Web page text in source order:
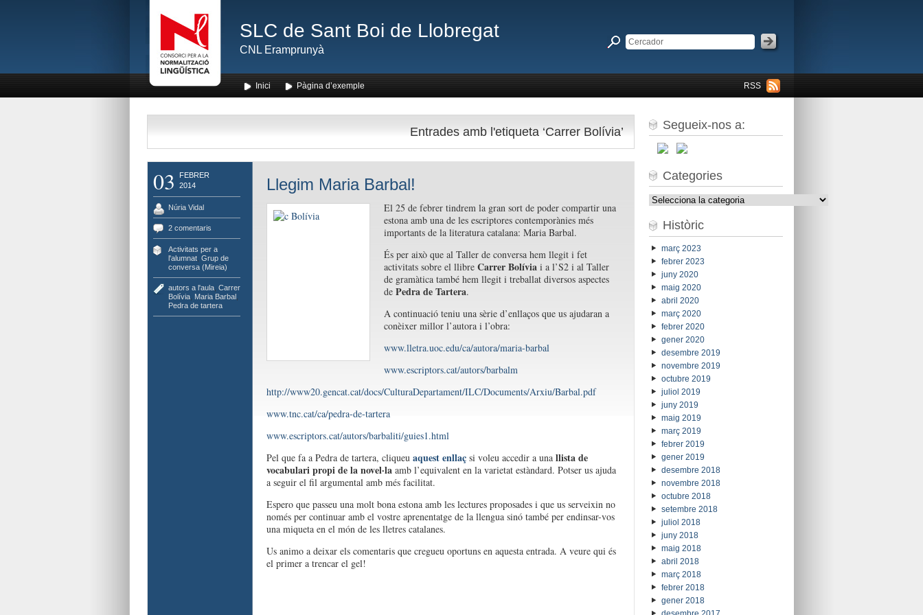
SLC de Sant Boi de Llobregat
CNL Eramprunyà
RSS
Inici Pàgina d’exemple
Entrades amb l'etiqueta ‘Carrer Bolívia’
03
FEBRER
2014
Núria Vidal
2 comentaris
Activitats per a
l'alumnat, Grup de
conversa (Mireia)
autors a l'aula, Carrer
Bolívia, Maria Barbal,
Pedra de tartera
Llegim Maria Barbal!
El 25 de febrer tindrem la gran sort de poder compartir una
estona amb una de les escriptores contemporànies més
importants de la literatura catalana: Maria Barbal.
És per això que al Taller de conversa hem llegit i fet
activitats sobre el llibre Carrer Bolíviai a l’S2 i al Taller
de gramàtica també hem llegit i treballat diversos aspectes
de Pedra de Tartera.
A continuació teniu una sèrie d’enllaços que us ajudaran a
conèixer millor l’autora i l’obra:
www.lletra.uoc.edu/ca/autora/maria-barbal
www.escriptors.cat/autors/barbalm
http://www20.gencat.cat/docs/CulturaDepartament/ILC/Documents/Arxiu/Barbal.pdf
www.tnc.cat/ca/pedra-de-tartera
www.escriptors.cat/autors/barbaliti/guies1.html
Pel que fa a Pedra de tartera, cliqueu aquest enllaç si voleu accedir a una llista de
vocabulari propi de la novel·laamb l’equivalent en la varietat estàndard. Potser us ajuda
a seguir el fil argumental amb més facilitat.
Espero que passeu una molt bona estona amb les lectures proposades i que us serveixin no
només per continuar amb el vostre aprenentatge de la llengua sinó també per endinsar-vos
una miqueta en el món de les lletres catalanes.
Us animo a deixar els comentaris que cregueu oportuns en aquesta entrada. A veure qui és
el primer a trencar el gel!
Segueix-nos a:
Categories
Categories
Històric
març 2023
febrer 2023
juny 2020
maig 2020
abril 2020
març 2020
febrer 2020
gener 2020
desembre 2019
novembre 2019
octubre 2019
juliol 2019
juny 2019
maig 2019
març 2019
febrer 2019
gener 2019
desembre 2018
novembre 2018
octubre 2018
setembre 2018
juliol 2018
juny 2018
maig 2018
abril 2018
març 2018
febrer 2018
gener 2018